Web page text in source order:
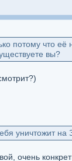
потому что
вы?
уничтожит
очень